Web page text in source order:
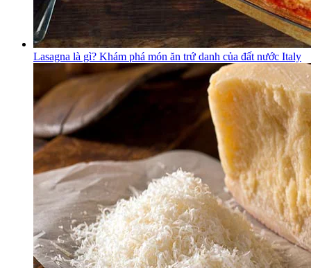
Lasagna là gì? Khám phá món ăn trứ danh của đất nước Italy